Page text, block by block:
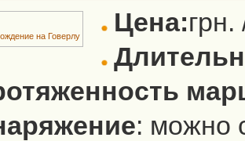
на Говерлу Цена:грн.
: можно